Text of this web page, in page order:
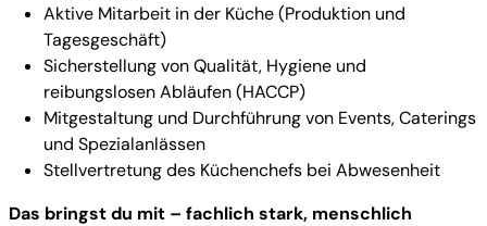
Aktive Mitarbeit in der Küche (Produktion und
Tagesgeschäft)
Sicherstellung von Qualität, Hygiene und
reibungslosen Abläufen (HACCP)
Mitgestaltung und Durchführung von Events, Caterings
und Spezialanlässen
Stellvertretung des Küchenchefs bei Abwesenheit
Das bringst du mit – fachlich stark, menschlich